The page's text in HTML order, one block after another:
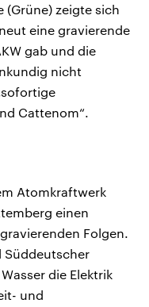
(Grüne) zeigte sich
eine gravierende
gab und die
nicht
Cattenom“.
Atomkraftwerk
einen
Folgen.
Süddeutscher
die Elektrik
und